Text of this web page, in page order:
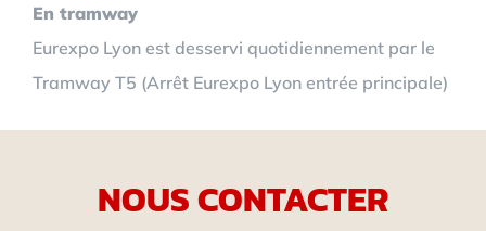
En tramway
Eurexpo Lyon est desservi quotidiennement par le
Tramway T5 (Arrêt Eurexpo Lyon entrée principale)
NOUS CONTACTER